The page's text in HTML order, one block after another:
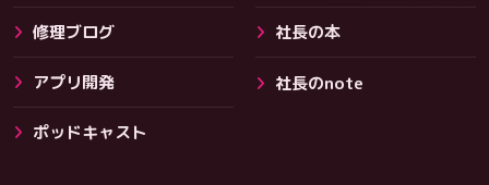
その他サービス
修理ブログ 社長の本
アプリ開発 社長のnote
ポッドキャスト